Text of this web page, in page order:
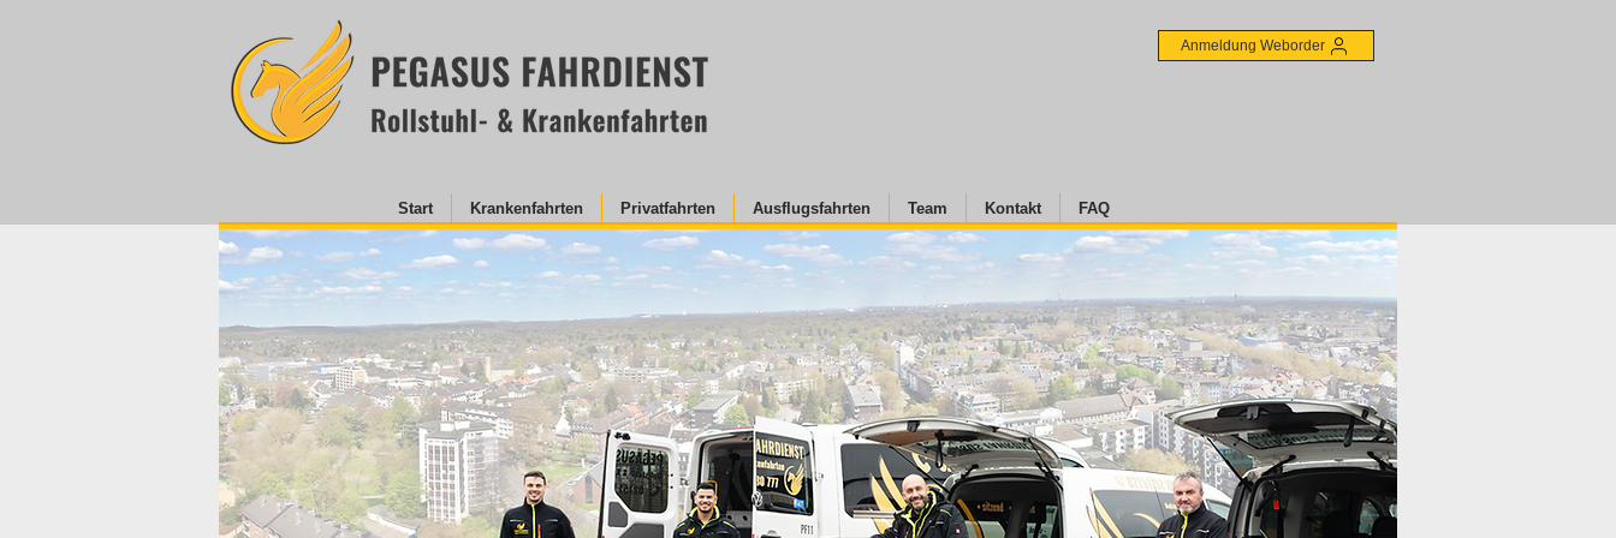
Anmeldung Weborder
Start Krankenfahrten Privatfahrten Ausflugsfahrten Team Kontakt FAQ